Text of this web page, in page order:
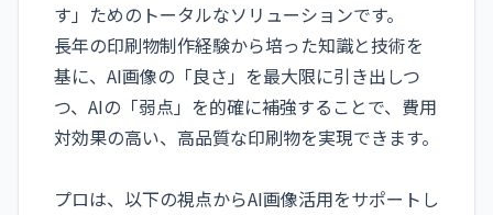
す」ためのトータルなソリューションです。
長年の印刷物制作経験から培った知識と技術を
基に、AI画像の「良さ」を最大限に引き出しつ
つ、AIの「弱点」を的確に補強することで、費用
対効果の高い、高品質な印刷物を実現できます。
プロは、以下の視点からAI画像活用をサポートし